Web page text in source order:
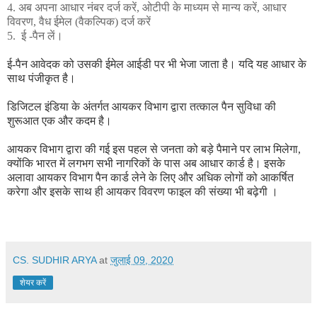
4. अब अपना आधार नंबर दर्ज करें, ओटीपी के माध्यम से मान्य करें, आधार
विवरण, वैध ईमेल (वैकल्पिक) दर्ज करें
5. ई -पैन लें।
ई-पैन आवेदक को उसकी ईमेल आईडी पर भी भेजा जाता है।यदि यह आधार के
साथ पंजीकृत है।
डिजिटल इंडिया के अंतर्गत आयकर विभाग द्वारा तत्काल पैन सुविधा की
शुरूआत एक और कदम है।
आयकर विभाग द्वारा की गई इस पहल से जनता को बड़े पैमाने पर लाभ मिलेगा,
क्योंकि भारत में लगभग सभी नागरिकों के पास अब आधार कार्ड है।इसके
अलावा आयकर विभाग पैन कार्ड लेने के लिए और अधिक लोगों को आकर्षित
करेगा और इसके साथ ही आयकर विवरण फाइल की संख्या भी बढ़ेगी ।
CS. SUDHIR ARYA at जुलाई 09, 2020
शेयर करें